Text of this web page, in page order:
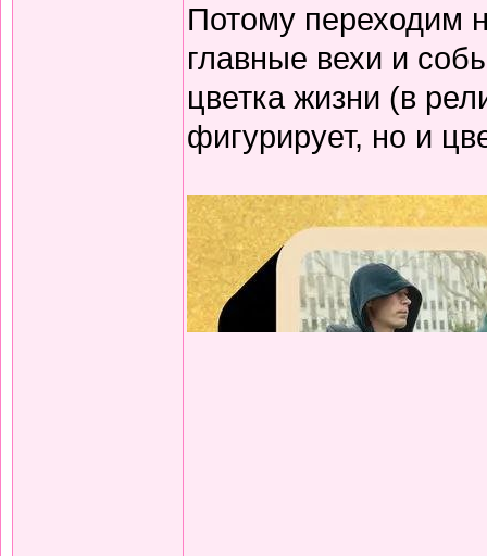
Потому переходим
главные вехи и
цветка жизни (в
фигурирует, но и